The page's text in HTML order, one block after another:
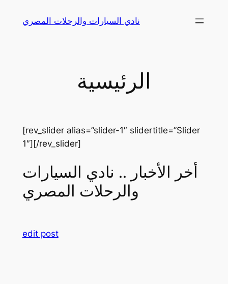
نادي السيارات والرحلات المصري
الرئيسية
[rev_slider alias=”slider-1″ slidertitle=”Slider
1″][/rev_slider]
أخر الأخبار .. نادي السيارات
والرحلات المصري
edit post